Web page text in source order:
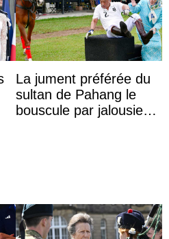
La jument préférée du
sultan de Pahang le
bouscule par jalousie